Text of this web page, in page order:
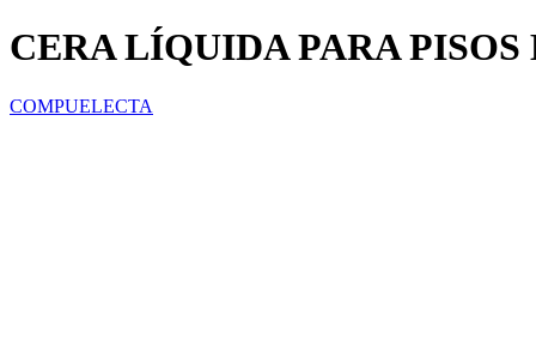
CERA LÍQUIDA PARA
COMPUELECTA